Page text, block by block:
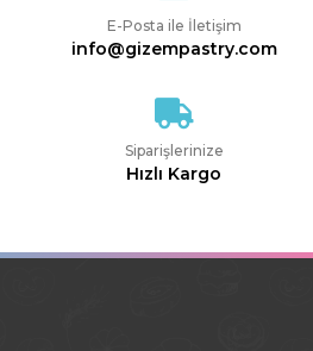
E-Posta ile İletişim
info@gizempastry.com
Siparişlerinize
Hızlı Kargo